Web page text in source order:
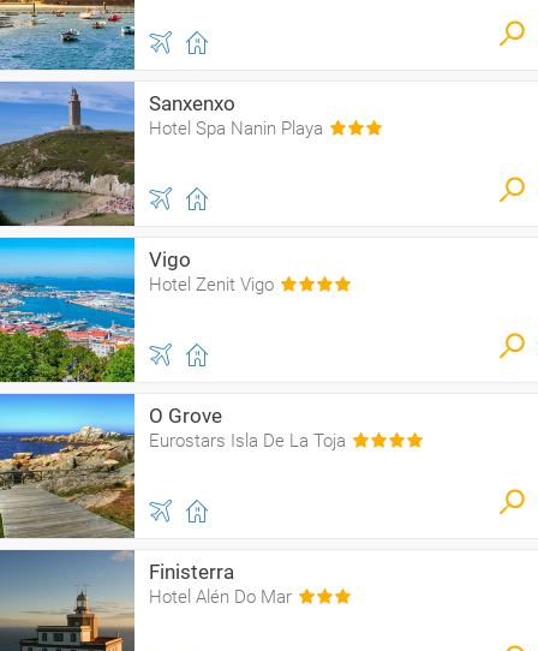
Sanxenxo
Hotel Spa Nanin Playa
Vigo
Hotel Zenit Vigo
O Grove
Eurostars Isla De La Toja
Finisterra
Hotel Alén Do Mar